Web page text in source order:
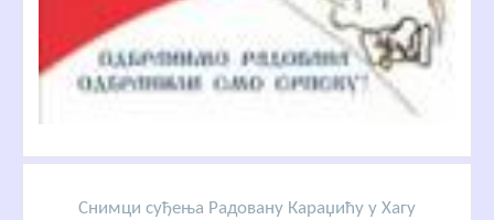
Снимци суђења Радовану Караџићу у Хагу